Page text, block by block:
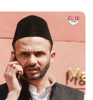
बाउंड्रीवाल के
यह बजट पास न हो,
को बाधित किया और